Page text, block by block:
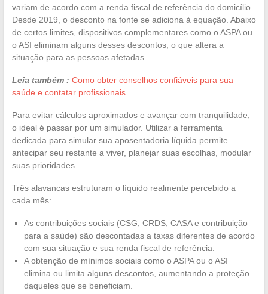
variam de acordo com a renda fiscal de referência do domicílio.
Desde 2019, o desconto na fonte se adiciona à equação. Abaixo
de certos limites, dispositivos complementares como o ASPA ou
o ASI eliminam alguns desses descontos, o que altera a
situação para as pessoas afetadas.
Leia também : Como obter conselhos confiáveis para sua
saúde e contatar profissionais
Para evitar cálculos aproximados e avançar com tranquilidade,
o ideal é passar por um simulador. Utilizar a ferramenta
dedicada para simular sua aposentadoria líquida permite
antecipar seu restante a viver, planejar suas escolhas, modular
suas prioridades.
Três alavancas estruturam o líquido realmente percebido a
cada mês:
As contribuições sociais (CSG, CRDS, CASA e contribuição
para a saúde) são descontadas a taxas diferentes de acordo
com sua situação e sua renda fiscal de referência.
A obtenção de mínimos sociais como o ASPA ou o ASI
elimina ou limita alguns descontos, aumentando a proteção
daqueles que se beneficiam.